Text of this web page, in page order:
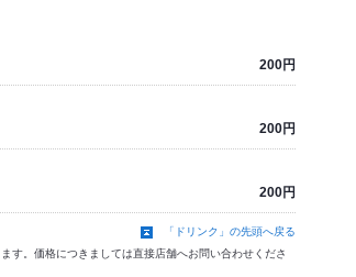
200円
200円
200円
「ドリンク」の先頭へ戻る
。価格につきましては直接店舗へお問い合わせくださ